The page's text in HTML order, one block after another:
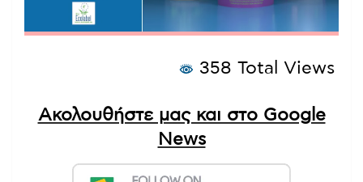
358 Total Views
Ακολουθήστε μας και στο Google
News